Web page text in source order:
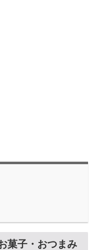
菓子・おつまみ